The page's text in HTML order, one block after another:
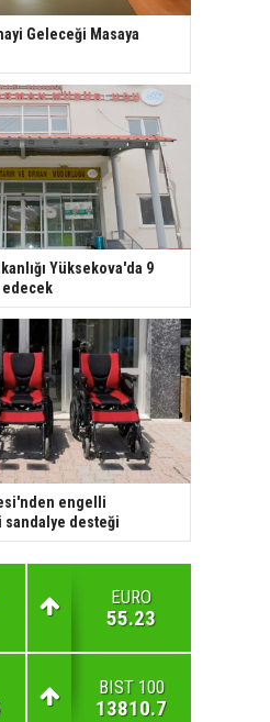
Geleceği Masaya
Yüksekova'da 9
engelli
sandalye desteği
EURO
55.23
BIST 100
13810.7